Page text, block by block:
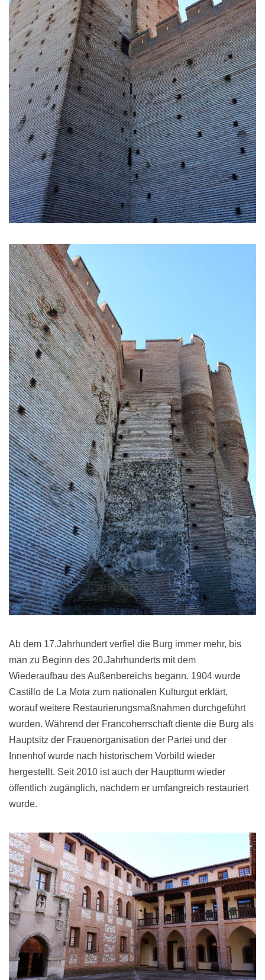
Ab dem 17.Jahrhundert verfiel die Burg immer mehr, bis
man zu Beginn des 20.Jahrhunderts mit dem
Wiederaufbau des Außenbereichs begann. 1904 wurde
Castillo de La Mota zum nationalen Kulturgut erklärt,
worauf weitere Restaurierungsmaßnahmen durchgeführt
wurden. Während der Francoherrschaft diente die Burg als
Hauptsitz der Frauenorganisation der Partei und der
Innenhof wurde nach historischem Vorbild wieder
hergestellt. Seit 2010 ist auch der Hauptturm wieder
öffentlich zugänglich, nachdem er umfangreich restauriert
wurde.